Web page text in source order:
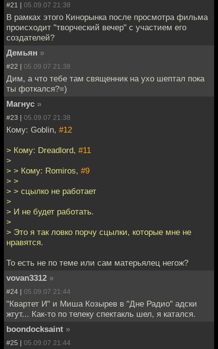
#21 | 05.09.07 21:38
В рамках этого Кинорынка после просмотра фильма
происходит "творческий вечер" с участием его
создателей?
Демьян »
#22 | 05.09.07 21:38
Дим, а что тебе там священник на ухо шептал пока
ты фоткался?=)
Магнус »
#23 | 05.09.07 21:38
Кому: Goblin, #12
> Кому: Dreadlord, #11
>
> > Кому: Romiros, #9
> >
> > сцылко не работает
>
> И не будет работать.
>
> Это я так ловко порчу сцылки, которые мне не
нравятся.
То есть не по теме или сам матерьялец негож?
vovan3312 »
#24 | 05.09.07 21:44
"Квартет И" и Миша Козырев в "Дне Радио" адски
жгут... Как-то по телеку спектакль шел, я катался.
boondocksaint »
#25 | 05.09.07 21:44